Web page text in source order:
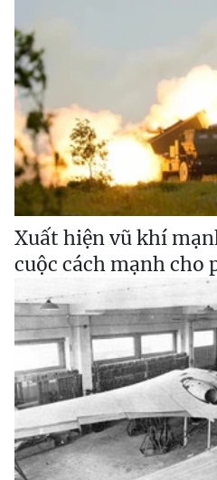
Xuất hiện vũ khí
cuộc cách mạnh cho